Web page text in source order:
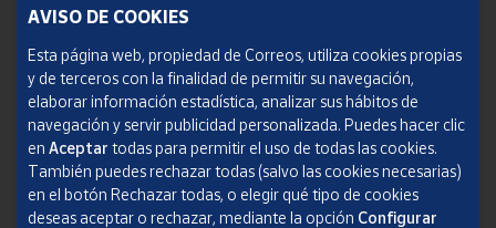
Política de cookies
Aviso legal
Condiciones del servicio
Política de Privacidad Web
AVISO DE COOKIES
Esta página web, propiedad de Correos, utiliza cookies propias
y de terceros con la finalidad de permitir su navegación,
elaborar información estadística, analizar sus hábitos de
navegación y servir publicidad personalizada. Puedes hacer clic
en Aceptar todas para permitir el uso de todas las cookies.
También puedes rechazar todas (salvo las cookies necesarias)
en el botón Rechazar todas, o elegir qué tipo de cookies
deseas aceptar o rechazar, mediante la opción Configurar